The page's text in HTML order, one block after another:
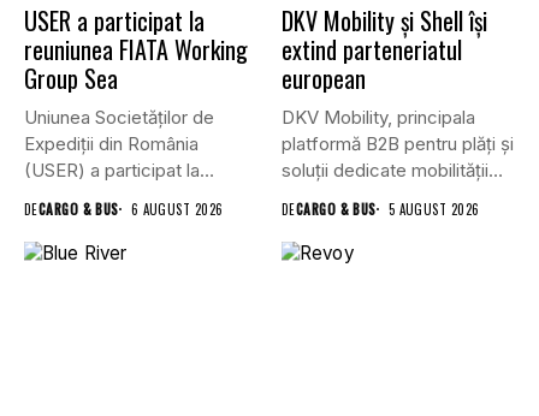
USER a participat la
reuniunea FIATA Working
Group Sea
Uniunea Societăților de
Expediții din România
(USER) a participat la
DECARGO & BUS 6 AUGUST 2026
DKV Mobility și Shell își
extind parteneriatul
european
DKV Mobility, principala
platformă B2B pentru plăți și
soluții dedicate mobilității
DECARGO & BUS 5 AUGUST 2026